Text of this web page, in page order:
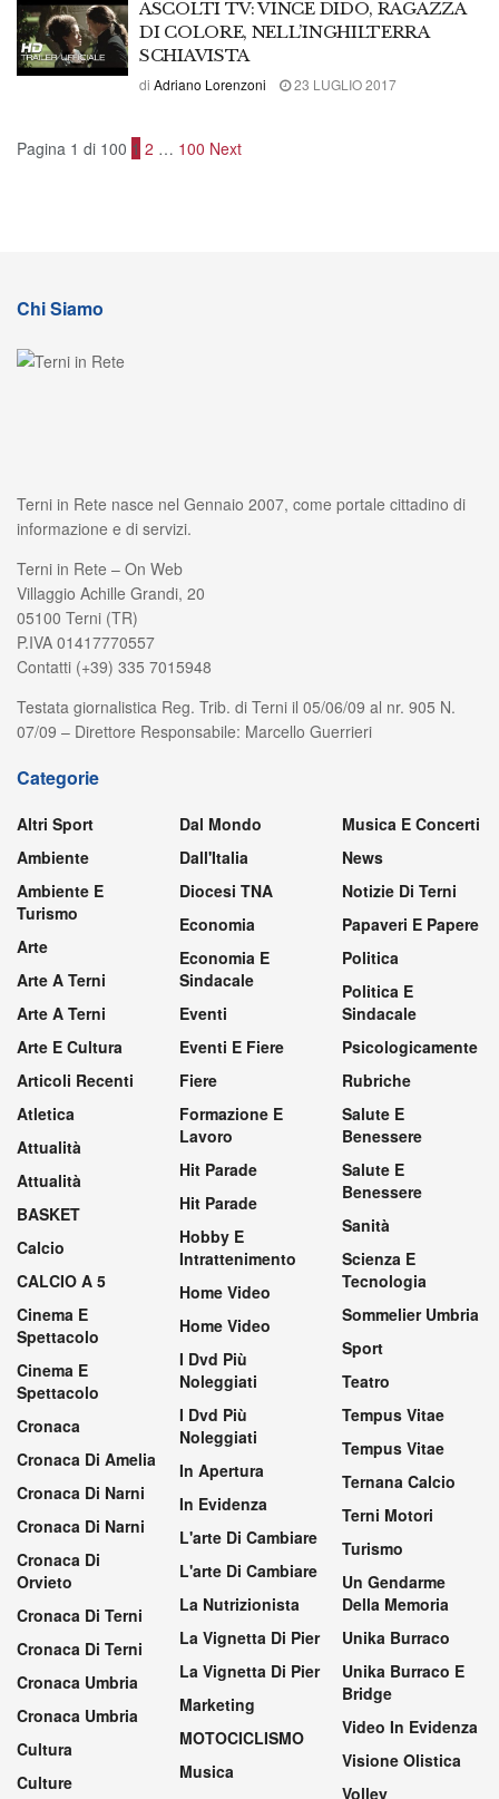
ASCOLTI TV: VINCE DIDO, RAGAZZA
DI COLORE, NELL’INGHILTERRA
SCHIAVISTA
di Adriano Lorenzoni 23 LUGLIO 2017
Pagina 1 di 100 1 2 … 100 Next
Chi Siamo
Terni in Rete nasce nel Gennaio 2007, come portale cittadino di
informazione e di servizi.
Terni in Rete – On Web
Villaggio Achille Grandi, 20
05100 Terni (TR)
P.IVA 01417770557
Contatti (+39) 335 7015948
Testata giornalistica Reg. Trib. di Terni il 05/06/09 al nr. 905 N.
07/09 – Direttore Responsabile: Marcello Guerrieri
Categorie
Altri Sport
Ambiente
Ambiente E
Turismo
Arte
Arte A Terni
Arte A Terni
Arte E Cultura
Articoli Recenti
Atletica
Attualità
Attualità
BASKET
Calcio
CALCIO A 5
Cinema E
Spettacolo
Cinema E
Spettacolo
Cronaca
Cronaca Di Amelia
Cronaca Di Narni
Cronaca Di Narni
Cronaca Di
Orvieto
Cronaca Di Terni
Cronaca Di Terni
Cronaca Umbria
Cronaca Umbria
Cultura
Culture
Dal Mondo
Dall'Italia
Diocesi TNA
Economia
Economia E
Sindacale
Eventi
Eventi E Fiere
Fiere
Formazione E
Lavoro
Hit Parade
Hit Parade
Hobby E
Intrattenimento
Home Video
Home Video
I Dvd Più
Noleggiati
I Dvd Più
Noleggiati
In Apertura
In Evidenza
L'arte Di Cambiare
L'arte Di Cambiare
La Nutrizionista
La Vignetta Di Pier
La Vignetta Di Pier
Marketing
MOTOCICLISMO
Musica
Musica E Concerti
News
Notizie Di Terni
Papaveri E Papere
Politica
Politica E
Sindacale
Psicologicamente
Rubriche
Salute E
Benessere
Salute E
Benessere
Sanità
Scienza E
Tecnologia
Sommelier Umbria
Sport
Teatro
Tempus Vitae
Tempus Vitae
Ternana Calcio
Terni Motori
Turismo
Un Gendarme
Della Memoria
Unika Burraco
Unika Burraco E
Bridge
Video In Evidenza
Visione Olistica
Volley